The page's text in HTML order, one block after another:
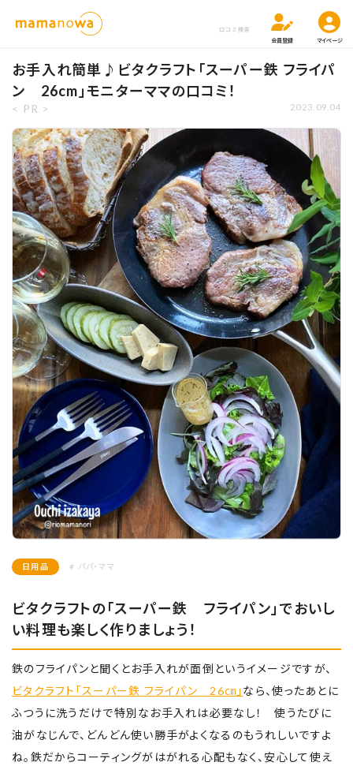
口コミ検索
会員登録
マイページ
お手入れ簡単♪ビタクラフト「スーパー鉄 フライパ
ン 26cm」モニターママの口コミ！
< PR > 2023.09.04
日用品 # パパ・ママ
ビタクラフトの「スーパー鉄 フライパン」でおいし
い料理も楽しく作りましょう！
鉄のフライパンと聞くとお手入れが面倒というイメージですが、
ビタクラフト「スーパー鉄 フライパン 26㎝」 なら、使ったあとに
ふつうに洗うだけで特別なお手入れは必要なし！ 使うたびに
油がなじんで、どんどん使い勝手がよくなるのもうれしいですよ
ね。鉄だからコーティングがはがれる心配もなく、安心して使え